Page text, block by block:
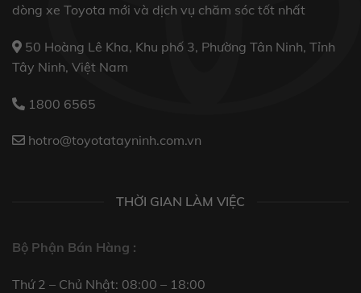
dòng xe Toyota mới và dịch vụ chăm sóc tốt nhất
50 Hoàng Lê Kha, Khu phố 3, Phường Tân Ninh, Tỉnh
Tây Ninh, Việt Nam
1800 6565
hotro@toyotatayninh.com.vn
THỜI GIAN LÀM VIỆC
Bộ Phận Bán Hàng :
Thứ 2 – Chủ Nhật: 08:00 – 18:00